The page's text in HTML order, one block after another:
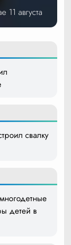
августа
свалку
детей в